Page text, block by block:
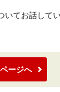
いてお話して
ージへ